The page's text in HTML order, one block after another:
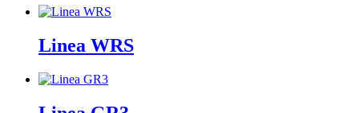
Linea WRS